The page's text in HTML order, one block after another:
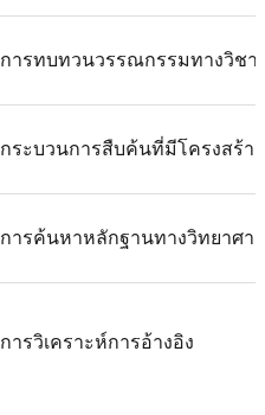
การทบทวนวรรณกรรมทางวิชา
กระบวนการสืบค้นที่มีโครงสร้าง
การค้นหาหลักฐานทางวิทยาศา
การวิเคราะห์การอ้างอิง